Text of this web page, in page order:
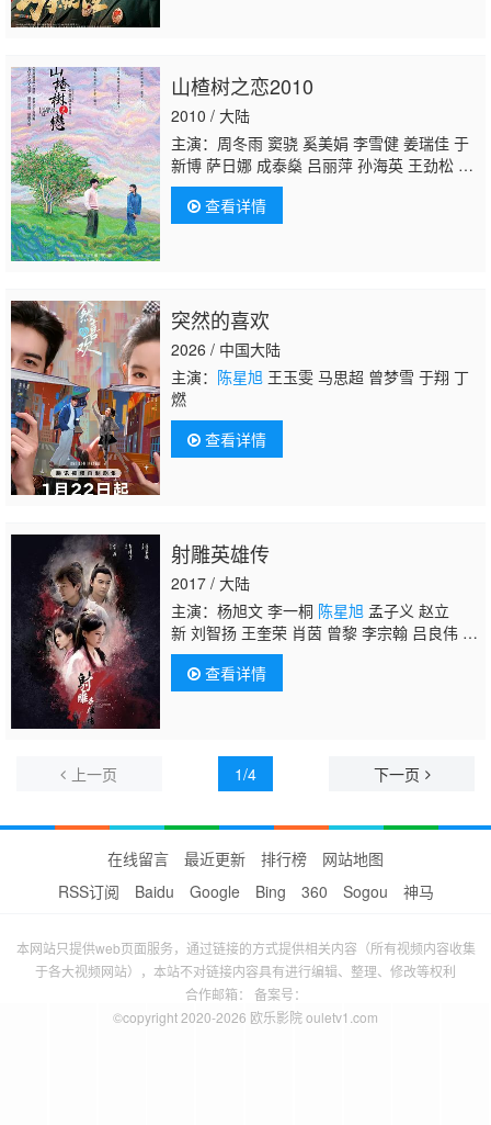
山楂树之恋2010
2010 / 大陆
主演：周冬雨 窦骁 奚美娟 李雪健 姜瑞佳 于
新博 萨日娜 成泰燊 吕丽萍 孙海英 王劲松 贺
小语 易歆韵 裘慕远 胡馨元 边铁军 李庆 姚
丽陈星旭宋睿 白小妍 幺依田 高叶
查看详情
突然的喜欢
2026 / 中国大陆
主演： 陈星旭王玉雯 马思超 曾梦雪 于翔 丁
燃
查看详情
射雕英雄传
2017 / 大陆
主演：杨旭文 李一桐 陈星旭孟子义 赵立
新 刘智扬 王奎荣 肖茵 曾黎 李宗翰 吕良伟 代
文雯 苗侨伟 米露 刘芊含 宁文彤 邵兵 宗峰
岩 邵峰 夏梓桐 王星瀚 姬晨牧 余皑磊 黑子 郑
斌辉 韩栋 傅天骄 王力 郭军 赵秋生 刘威 宋
硕 梁金山 张路 张楷依 宋庆 刘禹 范忠华 常
铖 宫正楠 李依晓 曹杨 侯桐江 蒋一铭 诺敏达
查看详情
上一页 1/4 下一页
在线留言 最近更新 排行榜
网站地图
RSS订阅
Baidu Google Bing 360 Sogou 神马
本网站只提供web页面服务，通过链接的方式提供相关内容（所有视频内容收集
于各大视频网站），本站不对链接内容具有进行编辑、整理、修改等权利
合作邮箱： 备案号：
©copyright 2020-2026 欧乐影院 ouletv1.com